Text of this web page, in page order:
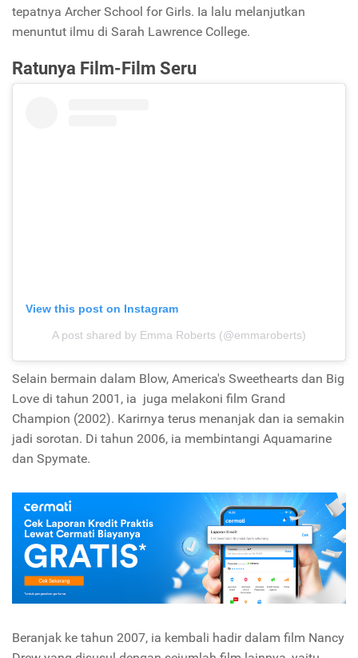
tepatnya Archer School for Girls. Ia lalu melanjutkan
menuntut ilmu di Sarah Lawrence College.
Ratunya Film-Film Seru
View this post on Instagram
A post shared by Emma Roberts (@emmaroberts)
Selain bermain dalam Blow, America's Sweethearts dan Big
Love di tahun 2001, ia juga melakoni film Grand
Champion (2002). Karirnya terus menanjak dan ia semakin
jadi sorotan. Di tahun 2006, ia membintangi Aquamarine
dan Spymate.
Beranjak ke tahun 2007, ia kembali hadir dalam film Nancy